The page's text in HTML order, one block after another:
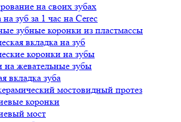
на своих зубах
зуб за 1 час на Cerec
зубные коронки из пластмассы
вкладка на зуб
коронки на зубы
на жевательные зубы
вкладка зуба
мостовидный протез
коронки
мост